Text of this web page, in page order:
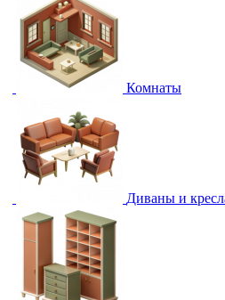
Комнаты
Диваны и